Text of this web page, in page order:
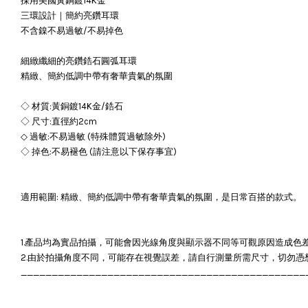
三環設計｜簡約亮鑽耳環
不含鎳不易過敏/不易掉色
細緻纖細的亮鑽鋯石圓弧耳環
精緻、簡約低調中帶有奢華貴氣的氛圍
◇ 材質:黃銅鍍14K金/鋯石
◇ 尺寸:直徑約2cm
◇ 過敏:不易過敏 (特殊體質過敏除外)
◇ 掉色:不易褪色 (請注意以下保存事宜)
適用範圍: 精緻、簡約低調中帶有奢華貴氣的氛圍，是日常百搭的款式。
1.產品均為實品拍攝，可能會因光線角度與顯示器不同等可觀原因造成色差
2.由於拍攝角度不同，可能存在視覺誤差，請自行測量所需尺寸，切勿憑